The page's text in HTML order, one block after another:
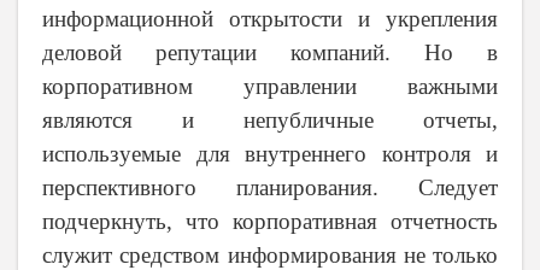
информационной открытости и укрепления
деловой репутации компаний. Но в
корпоративном управлении важными
являются и непубличные отчеты,
используемые для внутреннего контроля и
перспективного планирования. Следует
подчеркнуть, что корпоративная отчетность
служит средством информирования не только